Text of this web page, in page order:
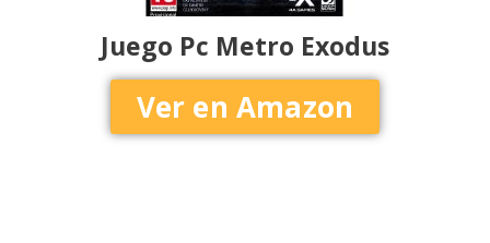
Juego Pc Metro Exodus
Ver en Amazon